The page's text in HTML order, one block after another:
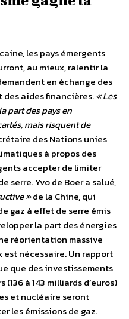
les pays émergents
au mieux, ralentir la
en échange des
aides financières.« Les
part des pays en
mais risquent de
des Nations unies
à propos des
accepter de limiter
serre. Yvo de Boer a salué,
»de la Chine, qui
gaz à effet de serre émis
la part des énergies
réorientation massive
nécessaire. Un rapport
que des investissements
à 143 milliards d’euros)
et nucléaire seront
les émissions de gaz.